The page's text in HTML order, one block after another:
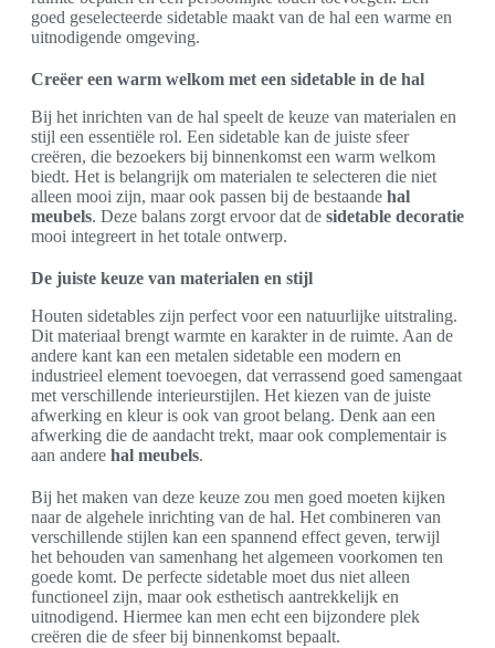
goed geselecteerde sidetable maakt van de hal een warme en
uitnodigende omgeving.
Creëer een warm welkom met een sidetable in de hal
Bij het inrichten van de hal speelt de keuze van materialen en
stijl een essentiële rol. Een sidetable kan de juiste sfeer
creëren, die bezoekers bij binnenkomst een warm welkom
biedt. Het is belangrijk om materialen te selecteren die niet
alleen mooi zijn, maar ook passen bij de bestaande hal
meubels. Deze balans zorgt ervoor dat de sidetable decoratie
mooi integreert in het totale ontwerp.
De juiste keuze van materialen en stijl
Houten sidetables zijn perfect voor een natuurlijke uitstraling.
Dit materiaal brengt warmte en karakter in de ruimte. Aan de
andere kant kan een metalen sidetable een modern en
industrieel element toevoegen, dat verrassend goed samengaat
met verschillende interieurstijlen. Het kiezen van de juiste
afwerking en kleur is ook van groot belang. Denk aan een
afwerking die de aandacht trekt, maar ook complementair is
aan andere hal meubels.
Bij het maken van deze keuze zou men goed moeten kijken
naar de algehele inrichting van de hal. Het combineren van
verschillende stijlen kan een spannend effect geven, terwijl
het behouden van samenhang het algemeen voorkomen ten
goede komt. De perfecte sidetable moet dus niet alleen
functioneel zijn, maar ook esthetisch aantrekkelijk en
uitnodigend. Hiermee kan men echt een bijzondere plek
creëren die de sfeer bij binnenkomst bepaalt.